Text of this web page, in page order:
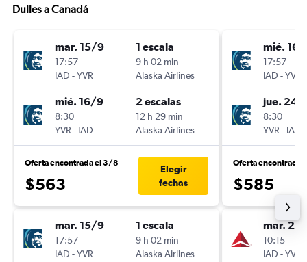
Dulles a Canadá
mar. 15/9
17:57
IAD -YVR
1 escala
9 h 02 min
Alaska Airlines
mié. 16/9
8:30
YVR - IAD
2 escalas
12 h 29 min
Alaska Airlines
Oferta encontrada el 3/8
$563
Elegir
fechas
mar. 15/9
17:57
IAD -YVR
1 escala
9 h 02 min
Alaska Airlines
mié.
17:57
IAD -YVR
jue. 24/
8:30
YVR - IAD
Oferta encontrada
$585
mar.
10:15
IAD -YVR